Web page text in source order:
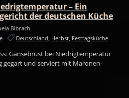
– Ein
der deutschen Küche
Bibrach
Deutschland Herbst Festtagsküche
Gänsebrust bei Niedrigtemperatur
gegart und serviert mit Maronen-